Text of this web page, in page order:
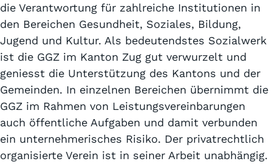
die Verantwortung für zahlreiche Institutionen in
den Bereichen Gesundheit, Soziales, Bildung,
Jugend und Kultur. Als bedeutendstes Sozialwerk
ist die GGZ im Kanton Zug gut verwurzelt und
geniesst die Unterstützung des Kantons und der
Gemeinden. In einzelnen Bereichen übernimmt die
GGZ im Rahmen von Leistungsvereinbarungen
auch öffentliche Aufgaben und damit verbunden
ein unternehmerisches Risiko. Der privatrechtlich
organisierte Verein ist in seiner Arbeit unabhängig.